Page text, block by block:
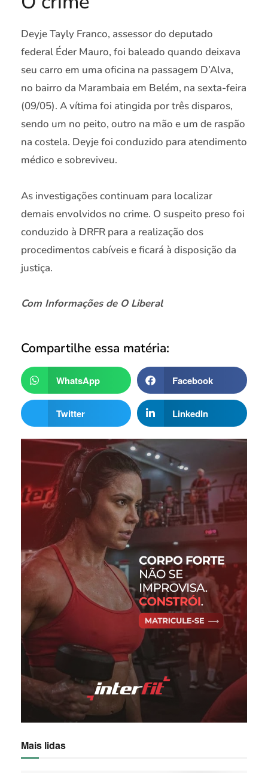
Deyje Tayly Franco, assessor do deputado
federal Éder Mauro, foi baleado quando deixava
seu carro em uma oficina na passagem D’Alva,
no bairro da Marambaia em Belém, na sexta-feira
(09/05). A vítima foi atingida por três disparos,
sendo um no peito, outro na mão e um de raspão
na costela. Deyje foi conduzido para atendimento
médico e sobreviveu.
As investigações continuam para localizar
demais envolvidos no crime. O suspeito preso foi
conduzido à DRFR para a realização dos
procedimentos cabíveis e ficará à disposição da
justiça.
Com Informações de O Liberal
Compartilhe essa matéria:
WhatsApp Facebook
Twitter LinkedIn
Mais lidas